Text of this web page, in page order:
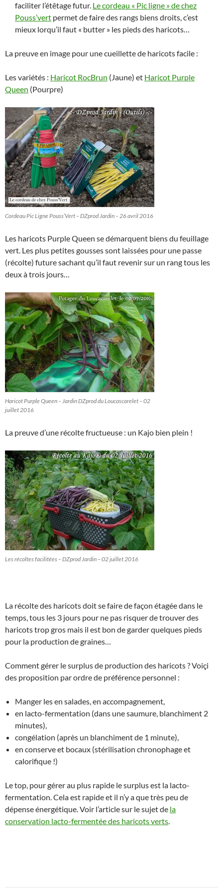
faciliter l’étêtage futur. Le cordeau « Pic ligne » de chez
Pouss’vert permet de faire des rangs biens droits, c’est
mieux lorqu’il faut « butter » les pieds des haricots…
La preuve en image pour une cueillette de haricots facile :
Les variétés : Haricot RocBrun (Jaune) et Haricot Purple
Queen (Pourpre)
Cordeau Pic Ligne Pouss’Vert – DZprod Jardin – 26 avril 2016
Les haricots Purple Queen se démarquent biens du feuillage
vert. Les plus petites gousses sont laissées pour une passe
(récolte) future sachant qu’il faut revenir sur un rang tous les
deux à trois jours…
Haricot Purple Queen – Jardin DZprod du Loucascarelet – 02
juillet 2016
La preuve d’une récolte fructueuse : un Kajo bien plein !
Les récoltes facilitées – DZprod Jardin – 02 juillet 2016
La récolte des haricots doit se faire de façon étagée dans le
temps, tous les 3 jours pour ne pas risquer de trouver des
haricots trop gros mais il est bon de garder quelques pieds
pour la production de graines…
Comment gérer le surplus de production des haricots ? Voiçi
des proposition par ordre de préférence personnel :
Manger les en salades, en accompagnement,
en lacto-fermentation (dans une saumure, blanchiment 2
minutes),
congélation (après un blanchiment de 1 minute),
en conserve et bocaux (stérilisation chronophage et
calorifique !)
Le top, pour gérer au plus rapide le surplus est la lacto-
fermentation. Cela est rapide et il n’y a que très peu de
dépense énergétique. Voir l’article sur le sujet de la
conservation lacto-fermentée des haricots verts.